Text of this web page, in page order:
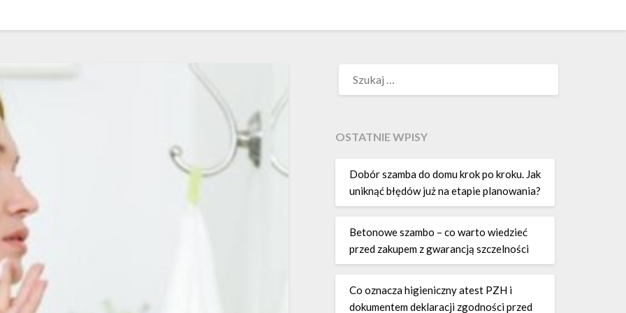
OSTATNIE WPISY
Dobór szamba do domu krok po kroku. Jak
uniknąć błędów już na etapie planowania?
Betonowe szambo – co warto wiedzieć
przed zakupem z gwarancją szczelności
Co oznacza higieniczny atest PZH i
dokumentem deklaracji zgodności przed